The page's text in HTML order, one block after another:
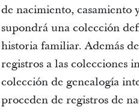
de nacimiento,
supondrá una colección
historia familiar. Además
registros a las colecciones
colección de genealogía
proceden de registros de